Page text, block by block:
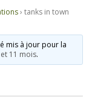
› tanks in town
mis à jour pour la
11 mois.